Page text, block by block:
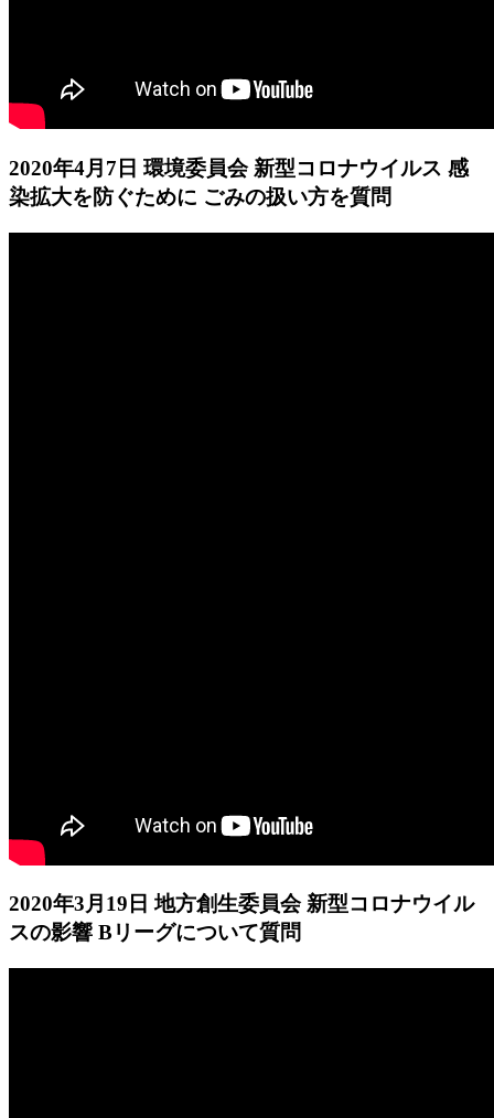
2020年4月7日 環境委員会 新型コロナウイルス 感
染拡大を防ぐために ごみの扱い方を質問
2020年3月19日 地方創生委員会 新型コロナウイル
スの影響 Bリーグについて質問